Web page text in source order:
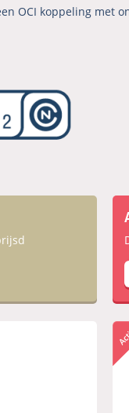
OCI koppeling met